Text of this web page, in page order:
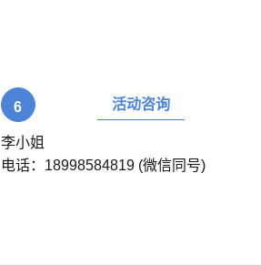
6 活动咨询
李小姐
电话：18998584819 (微信同号)